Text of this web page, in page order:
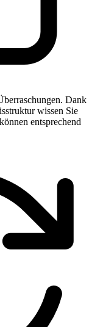
Dank
wissen Sie
entsprechend